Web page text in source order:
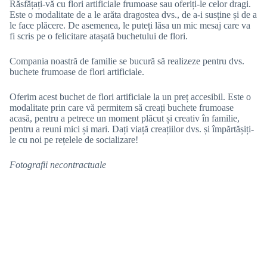
Răsfățați-vă cu flori artificiale frumoase sau oferiți-le celor dragi.
Este o modalitate de a le arăta dragostea dvs., de a-i susține și de a
le face plăcere. De asemenea, le puteți lăsa un mic mesaj care va
fi scris pe o felicitare atașată buchetului de flori.
Compania noastră de familie se bucură să realizeze pentru dvs.
buchete frumoase de flori artificiale.
Oferim acest buchet de flori artificiale la un preț accesibil. Este o
modalitate prin care vă permitem să creați buchete frumoase
acasă, pentru a petrece un moment plăcut și creativ în familie,
pentru a reuni mici și mari. Dați viață creațiilor dvs. și împărtășiți-
le cu noi pe rețelele de socializare!
Fotografii necontractuale